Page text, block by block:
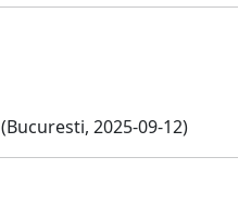
(Bucuresti, 2025-09-12)